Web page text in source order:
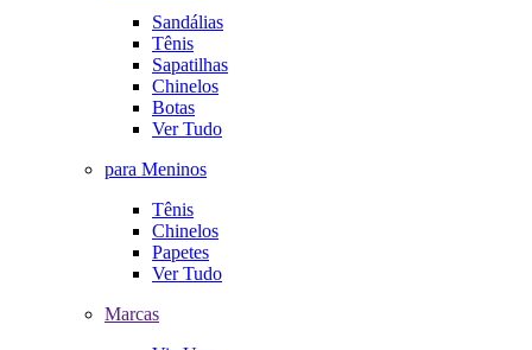
Sandálias
Tênis
Sapatilhas
Chinelos
Botas
Ver Tudo
para Meninos
Tênis
Chinelos
Papetes
Ver Tudo
Marcas